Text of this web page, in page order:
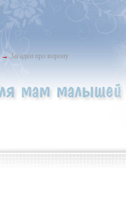
→ Загадки про ворону